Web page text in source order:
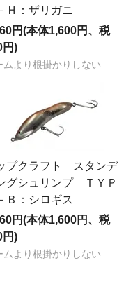
Ｈ：ザリガニ
円(本体1,600円、税
円)
ムより根掛かりしない
プクラフト スタンデ
グシュリンプ ＴＹＰ
Ｂ：シロギス
円(本体1,600円、税
円)
ムより根掛かりしない